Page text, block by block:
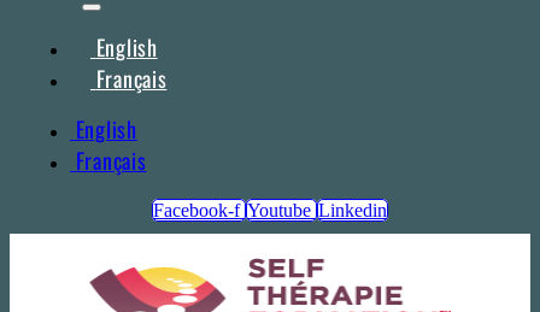
English
Français
English
Français
Facebook-f Youtube Linkedin